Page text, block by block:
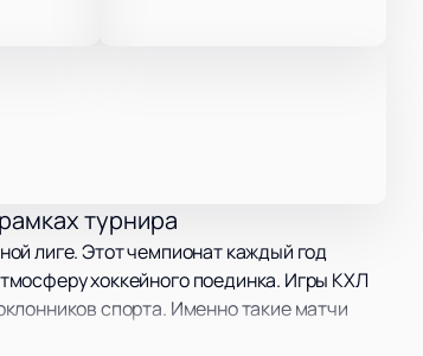
турнира
лиге. Этот чемпионат каждый год
хоккейного поединка. Игры КХЛ
спорта. Именно такие матчи